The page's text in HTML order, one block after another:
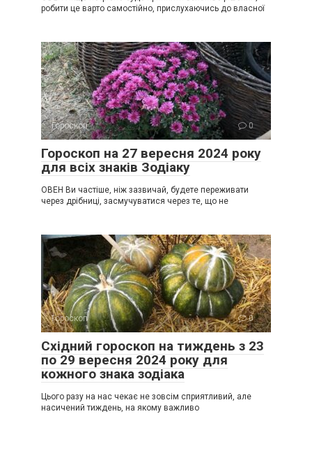
робити це варто самостійно, прислухаючись до власної
Гороскоп 0
Гороскоп на 27 вересня 2024 року
для всіх знаків Зодіаку
ОВЕН Ви частіше, ніж зазвичай, будете переживати
через дрібниці, засмучуватися через те, що не
Гороскоп 0
Східний гороскоп на тиждень з 23
по 29 вересня 2024 року для
кожного знака зодіака
Цього разу на нас чекає не зовсім сприятливий, але
насичений тиждень, на якому важливо